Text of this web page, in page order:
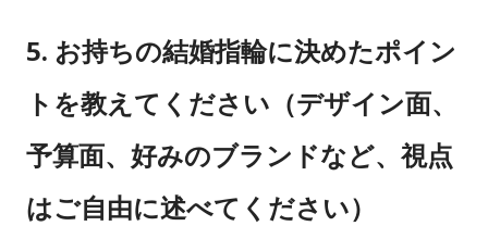
5. お持ちの結婚指輪に決めたポイン
トを教えてください（デザイン面、
予算面、好みのブランドなど、視点
はご自由に述べてください）